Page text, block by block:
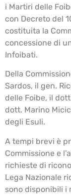
i Martiri delle
con Decreto del
costituita la
concessione di
Infoibati.
Della
Sardos, il gen.
delle Foibe, il
dott. Marino
degli Esuli.
A tempi brevi è
Commissione e
richieste di
Lega Nazionale
sono disponibili i